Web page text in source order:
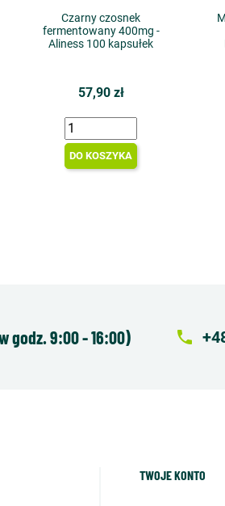
Czarny czosnek
fermentowany 400mg -
Aliness 100 kapsułek
57,90 zł
DO KOSZYKA
godz. 9:00 - 16:00) local_phone
TWOJE KONTO